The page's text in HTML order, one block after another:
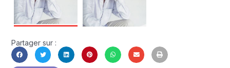
Partager sur :